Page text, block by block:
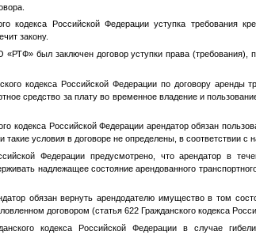
кодекса Российской Федерации уступка требования
закону.
был заключен договор уступки права (требования),
кодекса Российской Федерации по договору аренды
средство за плату во временное владение и
кодекса Российской Федерации арендатор обязан
такие условия в договоре не определены, в соответствии с
Федерации предусмотрено, что арендатор в
надлежащее состояние арендованного
обязан вернуть арендодателю имущество в том
договором (статья 622 Гражданского кодекса
кодекса Российской Федерации в случае